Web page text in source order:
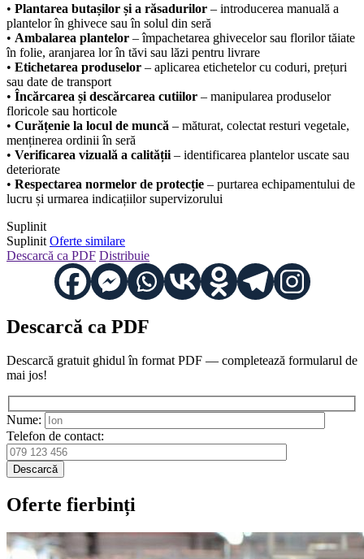
• Plantarea butașilor și a răsadurilor – introducerea manuală a
plantelor în ghivece sau în solul din seră
• Ambalarea plantelor – împachetarea ghivecelor sau florilor tăiate
în folie, aranjarea lor în tăvi sau lăzi pentru livrare
• Etichetarea produselor – aplicarea etichetelor cu coduri, prețuri
sau date de transport
• Încărcarea și descărcarea cutiilor – manipularea produselor
floricole sau horticole
• Curățenie la locul de muncă – măturat, colectat resturi vegetale,
menținerea ordinii în seră
• Verificarea vizuală a calității – identificarea plantelor uscate sau
deteriorate
• Respectarea normelor de protecție – purtarea echipamentului de
lucru și urmarea indicațiilor supervizorului
Suplinit
Suplinit Oferte similare
Descarcă ca PDF Distribuie
Descarcă ca PDF
Descarcă gratuit ghidul în format PDF — completează formularul de
mai jos!
Nume:
Telefon de contact:
Descarcă
Oferte fierbinți